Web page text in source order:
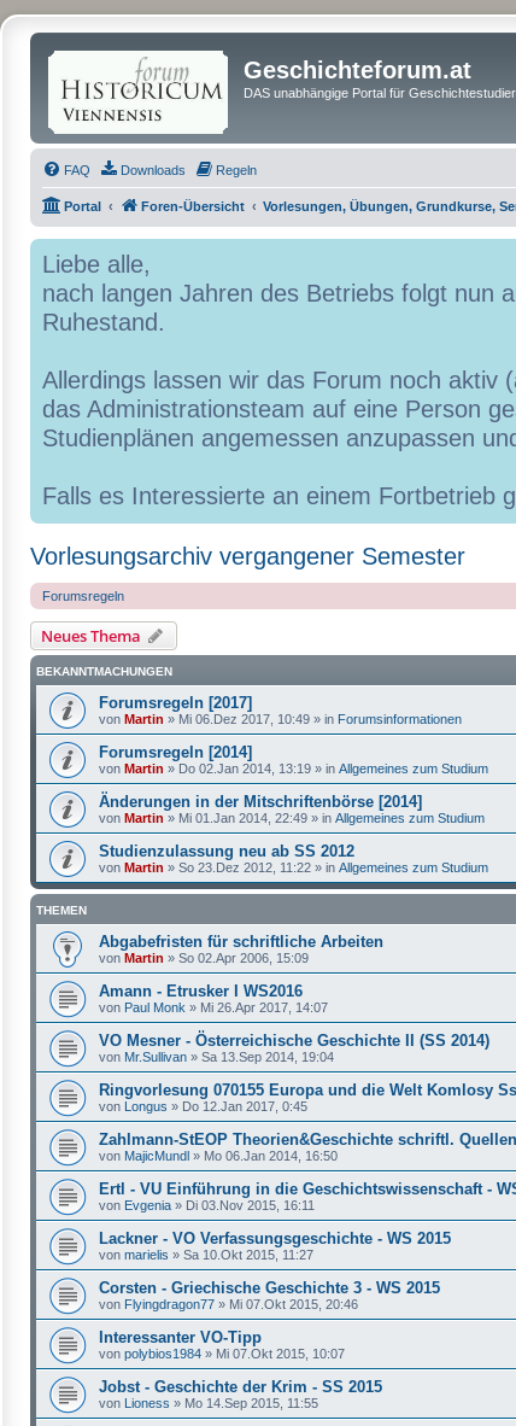
Geschichteforum.at
DAS unabhängige Portal für
FAQ Downloads Regeln
Portal Foren-Übersicht Vorlesungen, Übungen, Grundkurse,
Liebe alle,
nach langen Jahren des Betriebs folgt nun
Ruhestand.
Allerdings lassen wir das Forum noch aktiv
das Administrationsteam auf eine Person
Studienplänen angemessen anzupassen
Falls es Interessierte an einem Fortbetrieb
Vorlesungsarchiv vergangener Semester
Forumsregeln
Neues Thema
BEKANNTMACHUNGEN
Forumsregeln [2017]
von Martin » Mi 06.Dez 2017, 10:49 » in Forumsinformationen
Forumsregeln [2014]
von Martin » Do 02.Jan 2014, 13:19 » in Allgemeines zum Studium
Änderungen in der Mitschriftenbörse [2014]
von Martin » Mi 01.Jan 2014, 22:49 » in Allgemeines zum Studium
Studienzulassung neu ab SS 2012
von Martin » So 23.Dez 2012, 11:22 » in Allgemeines zum Studium
THEMEN
Abgabefristen für schriftliche Arbeiten
von Martin » So 02.Apr 2006, 15:09
Amann - Etrusker I WS2016
von Paul Monk » Mi 26.Apr 2017, 14:07
VO Mesner - Österreichische Geschichte II (SS 2014)
von Mr.Sullivan » Sa 13.Sep 2014, 19:04
Ringvorlesung 070155 Europa und die Welt Komlosy
von Longus » Do 12.Jan 2017, 0:45
Zahlmann-StEOP Theorien&Geschichte schriftl.
von MajicMundl » Mo 06.Jan 2014, 16:50
Ertl - VU Einführung in die Geschichtswissenschaft -
von Evgenia » Di 03.Nov 2015, 16:11
Lackner - VO Verfassungsgeschichte - WS 2015
von marielis » Sa 10.Okt 2015, 11:27
Corsten - Griechische Geschichte 3 - WS 2015
von Flyingdragon77 » Mi 07.Okt 2015, 20:46
Interessanter VO-Tipp
von polybios1984 » Mi 07.Okt 2015, 10:07
Jobst - Geschichte der Krim - SS 2015
von Lioness » Mo 14.Sep 2015, 11:55